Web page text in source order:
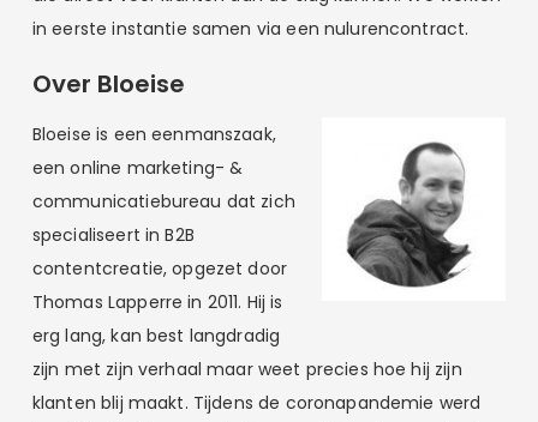
in eerste instantie samen via een nulurencontract.
Over Bloeise
Bloeise is een eenmanszaak,
een online marketing- &
communicatiebureau dat zich
specialiseert in B2B
contentcreatie, opgezet door
Thomas Lapperre in 2011. Hij is
erg lang, kan best langdradig
zijn met zijn verhaal maar weet precies hoe hij zijn
klanten blij maakt. Tijdens de coronapandemie werd